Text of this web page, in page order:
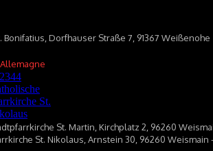
Bonifatius, Dorfhauser Straße 7, 91367 Weißenohe
Allemagne
St. Martin, Kirchplatz 2, 96260
St. Nikolaus, Arnstein 30, 96260 Weismain